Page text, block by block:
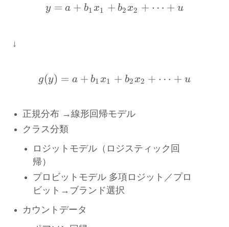
y = a + b_1 x_1 + b_2
y = a + b1x1 + b2x2 + ⋯ + u
↓
g(y) = a + b_1 x_1 +
g(y) = a + b1x1 + b2x2 + ⋯ + u
正規分布 →線形回帰モデル
クラス分類
ロジットモデル（ロジスティック回
帰）
プロビットモデル 多項ロジット／プロ
ビット→ブランド選択
カウントデータ